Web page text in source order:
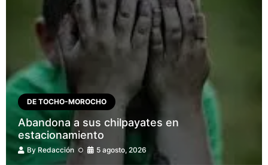
DE TOCHO-MOROCHO
Abandona a sus chilpayates en
estacionamiento
By Redacción 5 agosto, 2026